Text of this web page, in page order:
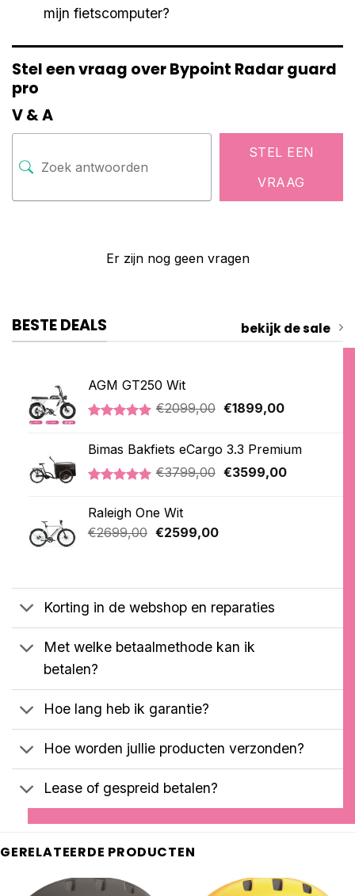
mijn fietscomputer?
Stel een vraag over Bypoint Radar guard
pro
V & A
STEL EEN
VRAAG
Er zijn nog geen vragen
BESTE DEALS bekijk de sale
AGM GT250 Wit
gebaseerd
op
klantbeoordeling
€2099,00 Oorspronkelijke
€2099,00.
€1899,00Huidige
€1899,00.
Bimas Bakfiets eCargo 3.3 Premium
5.00 op 5
gebaseerd
op
klantbeoordelingen
€3799,00 Oorspronkelijke
€3599,00Huidige
Raleigh One Wit
€2699,00 Oorspronkelijke
€2599,00Huidige
Korting in de webshop en reparaties
Met welke betaalmethode kan ik
betalen?
Hoe lang heb ik garantie?
Hoe worden jullie producten verzonden?
Lease of gespreid betalen?
GERELATEERDE PRODUCTEN